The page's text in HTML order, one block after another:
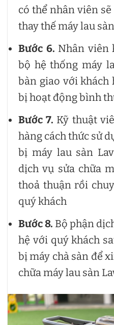
có thể nhân viên
thay thế máy lau
Bước 6. Nhân viên
bộ hệ thống máy
bàn giao với khách
bị hoạt động bình
Bước 7. Kỹ thuật
hàng cách thức sử
bị máy lau sàn
dịch vụ sửa chữa
thoả thuận rồi
quý khách
Bước 8. Bộ phận
hệ với quý khách
bị máy chà sàn để
chữa máy lau sàn